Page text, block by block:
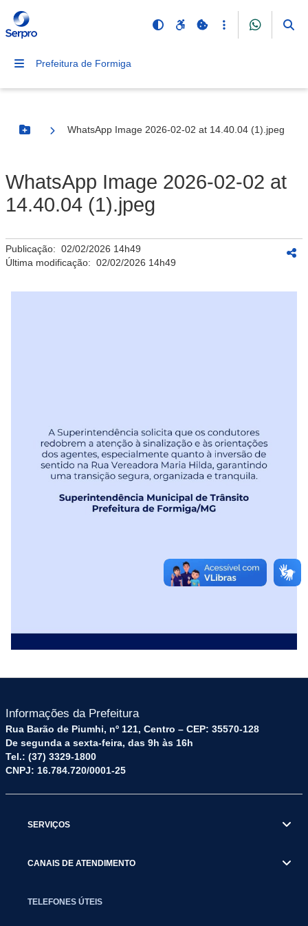
Prefeitura de Formiga
Botão Menu
WhatsApp Image 2026-02-02 at 14.40.04 (1).jpeg
WhatsApp Image 2026-02-02 at
14.40.04 (1).jpeg
Publicação: 02/02/2026 14h49
Última modificação: 02/02/2026 14h49
Informações da Prefeitura
Rua Barão de Piumhi, nº 121, Centro – CEP: 35570-128
De segunda a sexta-feira, das 9h às 16h
Tel.: (37) 3329-1800
CNPJ: 16.784.720/0001-25
SERVIÇOS
CANAIS DE ATENDIMENTO
TELEFONES ÚTEIS